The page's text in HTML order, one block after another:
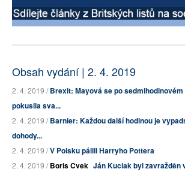
Obsah vydání | 2. 4. 2019
2. 4. 2019 /Brexit: Mayová se po
pokusila sva...
2. 4. 2019 /Barnier: Každou další hodinou je
dohody...
2. 4. 2019 /V Polsku pálili Harryho Pottera
2. 4. 2019 /Boris Cvek Ján Kuciak byl zavražděn